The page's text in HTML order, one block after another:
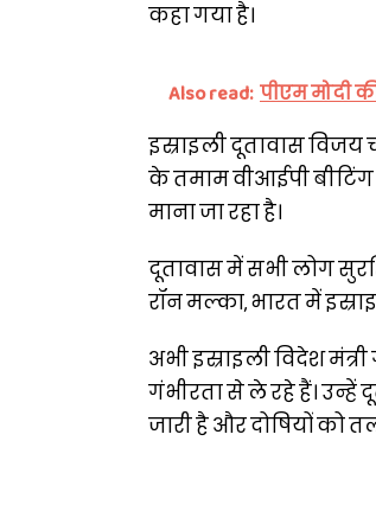
कहा गया है।
Also read: पीएम मोदी
इस्राइली दूतावास
के तमाम वीआईपी बीटिंग
माना जा रहा है।
दूतावास में सभी लोग
रॉन मल्का, भारत में
अभी इस्राइली विदेश
गंभीरता से ले रहे हैं। उन्हें
जारी है और दोषियों को